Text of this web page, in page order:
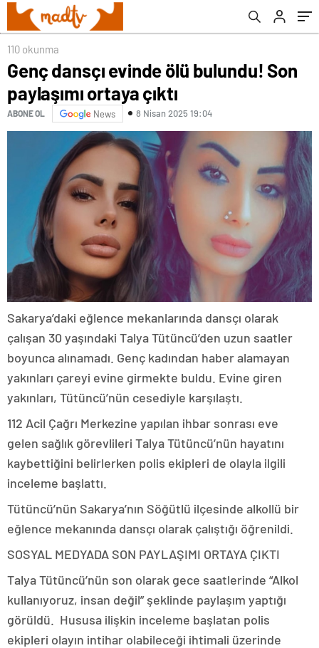
110 okunma
Genç dansçı evinde ölü bulundu! Son
paylaşımı ortaya çıktı
ABONE OL News 8 Nisan 2025 19:04
Sakarya’daki eğlence mekanlarında dansçı olarak
çalışan 30 yaşındaki Talya Tütüncü’den uzun saatler
boyunca alınamadı. Genç kadından haber alamayan
yakınları çareyi evine girmekte buldu. Evine giren
yakınları, Tütüncü’nün cesediyle karşılaştı.
112 Acil Çağrı Merkezine yapılan ihbar sonrası eve
gelen sağlık görevlileri Talya Tütüncü’nün hayatını
kaybettiğini belirlerken polis ekipleri de olayla ilgili
inceleme başlattı.
Tütüncü’nün Sakarya’nın Söğütlü ilçesinde alkollü bir
eğlence mekanında dansçı olarak çalıştığı öğrenildi.
SOSYAL MEDYADA SON PAYLAŞIMI ORTAYA ÇIKTI
Talya Tütüncü’nün son olarak gece saatlerinde “Alkol
kullanıyoruz, insan değil” şeklinde paylaşım yaptığı
görüldü. Hususa ilişkin inceleme başlatan polis
ekipleri olayın intihar olabileceği ihtimali üzerinde